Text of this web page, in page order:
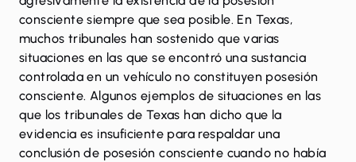
consciente siempre que sea posible. En Texas,
muchos tribunales han sostenido que varias
situaciones en las que se encontró una sustancia
controlada en un vehículo no constituyen posesión
consciente. Algunos ejemplos de situaciones en las
que los tribunales de Texas han dicho que la
evidencia es insuficiente para respaldar una
conclusión de posesión consciente cuando no había